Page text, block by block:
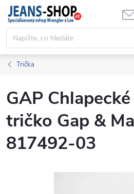
Přejít
obsah
Trička
GAP
tričko Gap &
817492-03